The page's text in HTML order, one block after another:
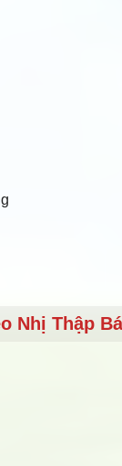
Nhị Thập